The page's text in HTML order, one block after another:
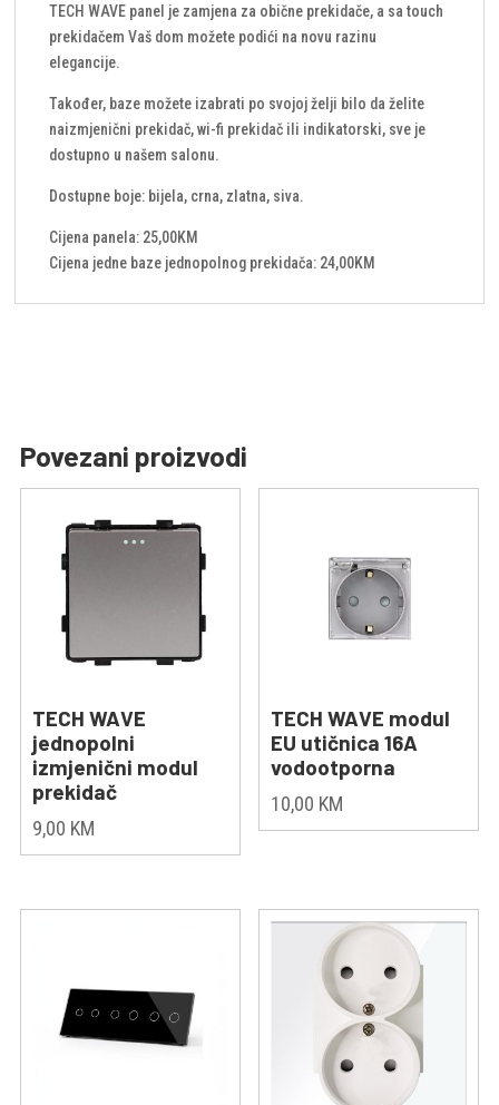
TECH WAVE panel je zamjena za obične prekidače, a sa touch
prekidačem Vaš dom možete podići na novu razinu
elegancije.
Također, baze možete izabrati po svojoj želji bilo da želite
naizmjenični prekidač, wi-fi prekidač ili indikatorski, sve je
dostupno u našem salonu.
Dostupne boje: bijela, crna, zlatna, siva.
Cijena panela: 25,00KM
Cijena jedne baze jednopolnog prekidača: 24,00KM
Povezani proizvodi
TECH WAVE
jednopolni
izmjenični modul
prekidač
9,00 KM
TECH WAVE modul
EU utičnica 16A
vodootporna
10,00 KM